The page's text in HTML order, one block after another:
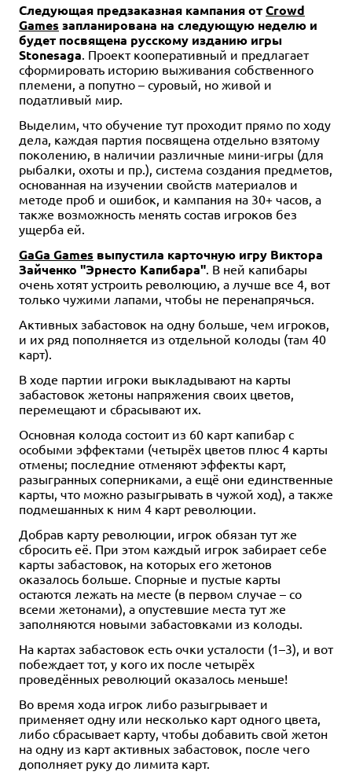
Следующая предзаказная кампания отCrowd
Games запланирована на следующую неделю и
будет посвящена русскому изданию игры
Stonesaga . Проект кооперативный и предлагает
сформировать историю выживания собственного
племени, а попутно – суровый, но живой и
податливый мир.
Выделим, что обучение тут проходит прямо по ходу
дела, каждая партия посвящена отдельно взятому
поколению, в наличии различные мини-игры (для
рыбалки, охоты и пр.), система создания предметов,
основанная на изучении свойств материалов и
методе проб и ошибок, и кампания на 30+ часов, а
также возможность менять состав игроков без
ущерба ей.
GaGa Games выпустила карточную игру Виктора
Зайченко "Эрнесто Капибара" . В ней капибары
очень хотят устроить революцию, а лучше все 4, вот
только чужими лапами, чтобы не перенапрячься.
Активных забастовок на одну больше, чем игроков,
и их ряд пополняется из отдельной колоды (там 40
карт).
В ходе партии игроки выкладывают на карты
забастовок жетоны напряжения своих цветов,
перемещают и сбрасывают их.
Основная колода состоит из 60 карт капибар с
особыми эффектами (четырёх цветов плюс 4 карты
отмены; последние отменяют эффекты карт,
разыгранных соперниками, а ещё они единственные
карты, что можно разыгрывать в чужой ход), а также
подмешанных к ним 4 карт революции.
Добрав карту революции, игрок обязан тут же
сбросить её. При этом каждый игрок забирает себе
карты забастовок, на которых его жетонов
оказалось больше. Спорные и пустые карты
остаются лежать на месте (в первом случае – со
всеми жетонами), а опустевшие места тут же
заполняются новыми забастовками из колоды.
На картах забастовок есть очки усталости (1–3), и вот
побеждает тот, у кого их после четырёх
проведённых революций оказалось меньше!
Во время хода игрок либо разыгрывает и
применяет одну или несколько карт одного цвета,
либо сбрасывает карту, чтобы добавить свой жетон
на одну из карт активных забастовок, после чего
дополняет руку до лимита карт.